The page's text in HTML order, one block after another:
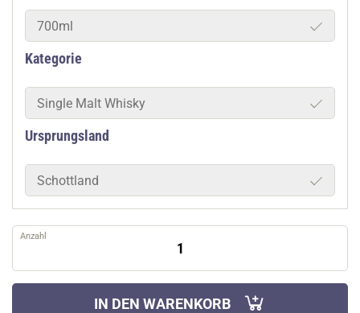
700ml
Kategorie
Single Malt Whisky
Ursprungsland
Schottland
Anzahl
IN DEN WARENKORB